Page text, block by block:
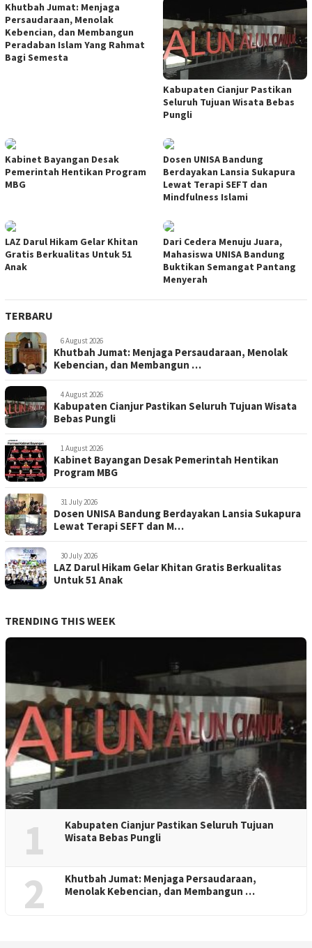
Khutbah Jumat: Menjaga
Persaudaraan, Menolak
Kebencian, dan Membangun
Peradaban Islam Yang Rahmat
Bagi Semesta
Kabupaten Cianjur Pastikan
Seluruh Tujuan Wisata Bebas
Pungli
Kabinet Bayangan Desak
Pemerintah Hentikan Program
MBG
Dosen UNISA Bandung
Berdayakan Lansia Sukapura
Lewat Terapi SEFT dan
Mindfulness Islami
LAZ Darul Hikam Gelar Khitan
Gratis Berkualitas Untuk 51
Anak
Dari Cedera Menuju Juara,
Mahasiswa UNISA Bandung
Buktikan Semangat Pantang
Menyerah
TERBARU
6 August 2026
Khutbah Jumat: Menjaga Persaudaraan, Menolak
Kebencian, dan Membangun …
4 August 2026
Kabupaten Cianjur Pastikan Seluruh Tujuan Wisata
Bebas Pungli
1 August 2026
Kabinet Bayangan Desak Pemerintah Hentikan
Program MBG
31 July 2026
Dosen UNISA Bandung Berdayakan Lansia Sukapura
Lewat Terapi SEFT dan M…
30 July 2026
LAZ Darul Hikam Gelar Khitan Gratis Berkualitas
Untuk 51 Anak
TRENDING THIS WEEK
1
Kabupaten Cianjur Pastikan Seluruh Tujuan
Wisata Bebas Pungli
2
Khutbah Jumat: Menjaga Persaudaraan,
Menolak Kebencian, dan Membangun …